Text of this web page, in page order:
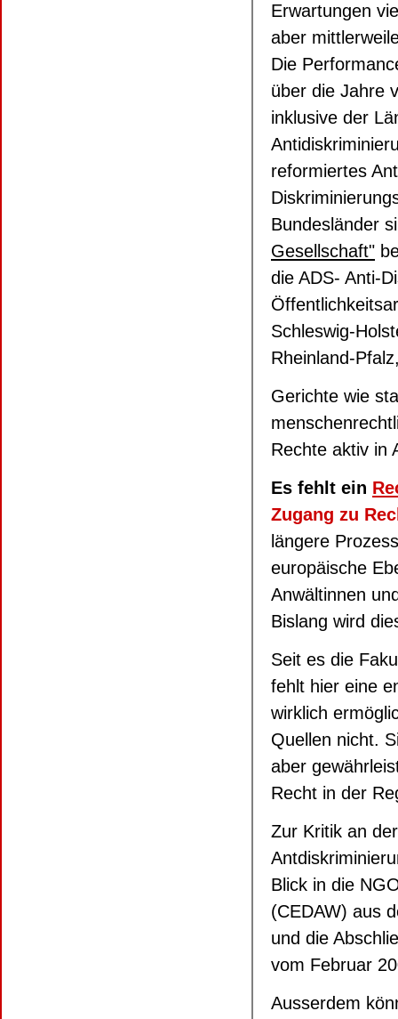
Erwartungen
aber
Die
über die Jahre
inklusive der
reformiertes
Bundesländer
Gesellschaft"
die ADS- Anti-
Schleswig-
Rheinland-
Gerichte wie
Rechte aktiv in
Es fehlt ein
Zugang zu
längere
europäische
Anwältinnen
Bislang wird
Seit es die
fehlt hier eine
wirklich
Quellen nicht.
aber
Recht in der
Zur Kritik an
Blick in die
(CEDAW) aus
und die
vom Februar
Ausserdem